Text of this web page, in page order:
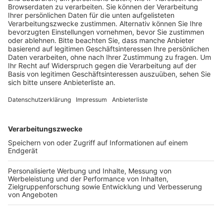
Bedburg schneiden sie schlechter ab – und in Brühl
haben sehr viele die Grünen gewählt, so dass
sie zweitstärkste Kraft werden.
Kaum noch eine Rolle spielt künftig die FDP: Sie
schafft nur in Bergheim rund 7 Prozent. Ansonsten
erreichen die Liberalen nur um die 3 oder 4 Prozent
und damit oft weniger als DIE LINKE.
Köln geht auch in die Stichwahl
Anzeige
Auch in Köln steht noch nicht fest, wer die Stadt
künftig führen wird – auch hier wird es eine Stichwahl